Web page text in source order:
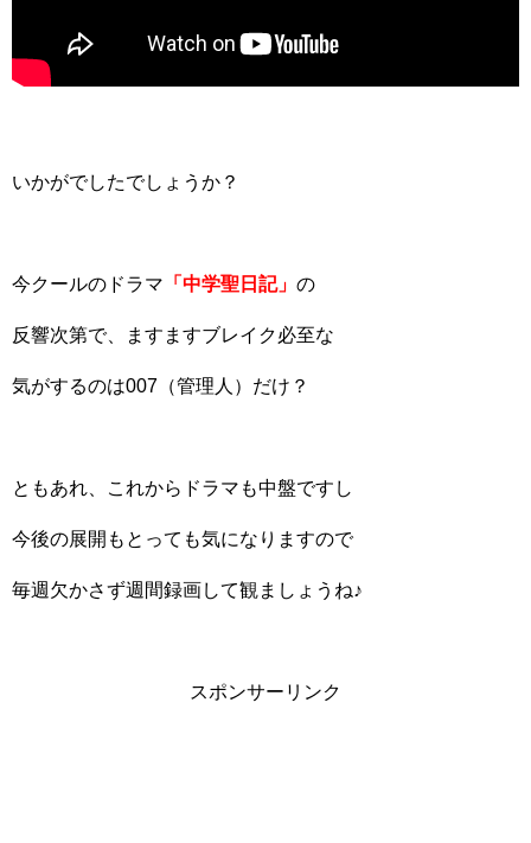
いかがでしたでしょうか？
今クールのドラマ 「中学聖日記」 の
反響次第で、ますますブレイク必至な
気がするのは007（管理人）だけ？
ともあれ、これからドラマも中盤ですし
今後の展開もとっても気になりますので
毎週欠かさず週間録画して観ましょうね♪
スポンサーリンク